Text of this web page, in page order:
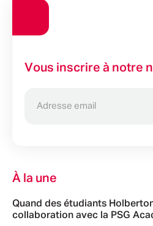
Vous inscrire à notre
À la une
Quand des étudiants
collaboration avec la PSG